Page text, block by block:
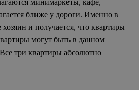
ближе у дороги. Именно в
и получается, что квартиры
могут быть в данном
три квартиры абсолютно